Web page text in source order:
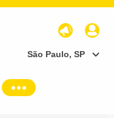
São Paulo, SP